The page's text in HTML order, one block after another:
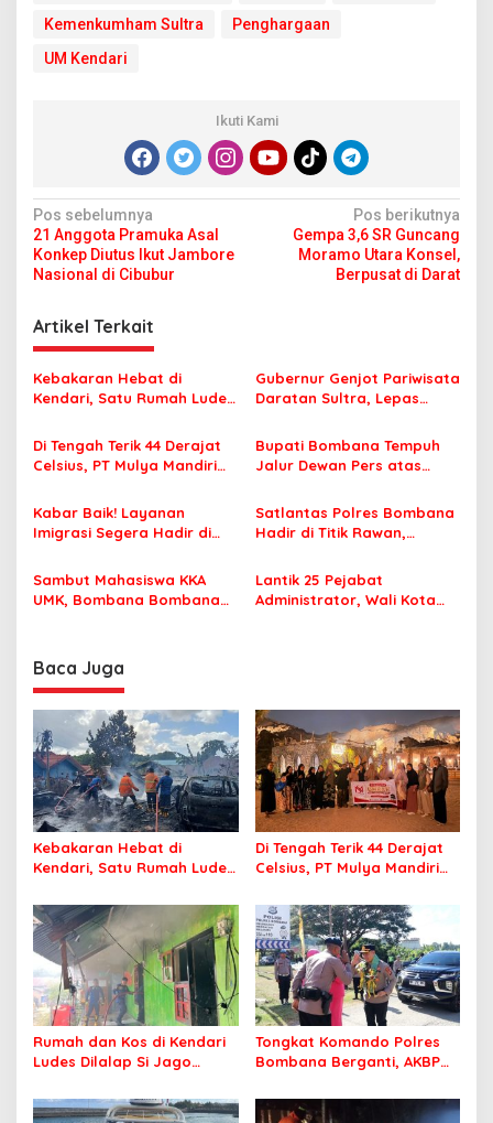
Kemenkumham Sultra
Penghargaan
UM Kendari
Ikuti Kami
N
a
v
i
g
a
s
i
p
s
Pos sebelumnya
21 Anggota Pramuka Asal
Konkep Diutus Ikut Jambore
Nasional di Cibubur
Pos berikutnya
Gempa 3,6 SR Guncang
Moramo Utara Konsel,
Berpusat di Darat
Artikel Terkait
Kebakaran Hebat di
Kendari, Satu Rumah Ludes
Gubernur Genjot Pariwisata
Daratan Sultra, Lepas
Tiga Kabupaten Unggulan
Di Tengah Terik 44 Derajat
Celsius, PT Mulya Mandiri
Jamaah Tetap Sehat dan
Nyaman Beribadah
Bupati Bombana Tempuh
Jalur Dewan Pers atas
Korupsi Jembatan Cirauci II
Kabar Baik! Layanan
Imigrasi Segera Hadir di
Perlu Lagi ke Kendari
Satlantas Polres Bombana
Hadir di Titik Rawan,
Sekolah dengan Aman
Sambut Mahasiswa KKA
UMK, Bombana Bombana
Lantik 25 Pejabat
Administrator, Wali Kota
Baca Juga
Kebakaran Hebat di
Kendari, Satu Rumah Ludes
Di Tengah Terik 44 Derajat
Celsius, PT Mulya Mandiri
Jamaah Tetap Sehat dan
Nyaman Beribadah
Rumah dan Kos di Kendari
Ludes Dilalap Si Jago
Tongkat Komando Polres
Bombana Berganti, AKBP
Kepolisian Bombana